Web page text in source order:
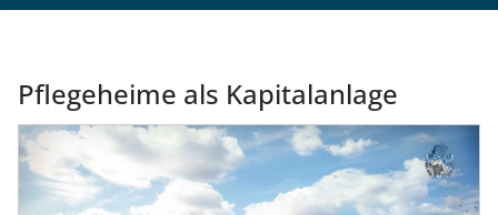
Pflegeheime als Kapitalanlage